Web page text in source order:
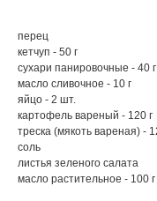
перец
кетчуп - 50 г
сухари панировочные - 40 г
масло сливочное - 10 г
яйцо - 2 шт.
картофель вареный - 120 г
треска (мякоть вареная) -
соль
листья зеленого салата
масло растительное - 100 г